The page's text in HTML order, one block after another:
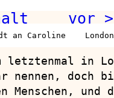
vor >
an Caroline
letztenmal in
nennen, doch
Menschen, und